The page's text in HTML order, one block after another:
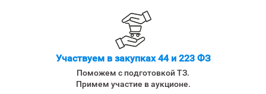
Участвуем в закупках 44 и 223 ФЗ
Поможем с подготовкой ТЗ.
Примем участие в аукционе.